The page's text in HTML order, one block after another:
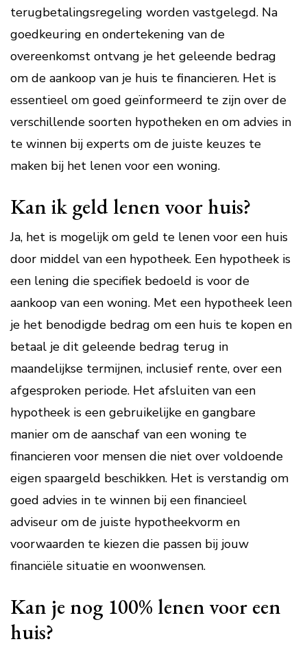
terugbetalingsregeling worden vastgelegd. Na
goedkeuring en ondertekening van de
overeenkomst ontvang je het geleende bedrag
om de aankoop van je huis te financieren. Het is
essentieel om goed geïnformeerd te zijn over de
verschillende soorten hypotheken en om advies in
te winnen bij experts om de juiste keuzes te
maken bij het lenen voor een woning.
Kan ik geld lenen voor huis?
Ja, het is mogelijk om geld te lenen voor een huis
door middel van een hypotheek. Een hypotheek is
een lening die specifiek bedoeld is voor de
aankoop van een woning. Met een hypotheek leen
je het benodigde bedrag om een huis te kopen en
betaal je dit geleende bedrag terug in
maandelijkse termijnen, inclusief rente, over een
afgesproken periode. Het afsluiten van een
hypotheek is een gebruikelijke en gangbare
manier om de aanschaf van een woning te
financieren voor mensen die niet over voldoende
eigen spaargeld beschikken. Het is verstandig om
goed advies in te winnen bij een financieel
adviseur om de juiste hypotheekvorm en
voorwaarden te kiezen die passen bij jouw
financiële situatie en woonwensen.
Kan je nog 100% lenen voor een
huis?